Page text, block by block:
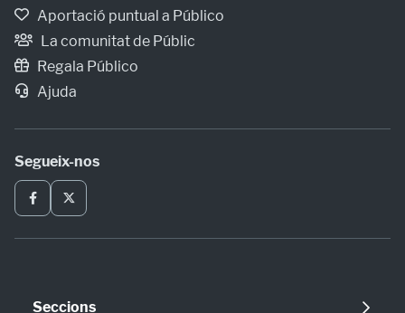
Aportació puntual a Público
La comunitat de Públic
Regala Público
Ajuda
Segueix-nos
Seccions